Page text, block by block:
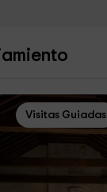
Visitas Guiadas